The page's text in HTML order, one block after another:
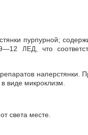
пурпурной;
ЛЕД , что
наперстянки.
виде микроклизм.
света месте.